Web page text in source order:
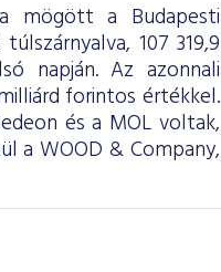
mögött a Budapesti
107 319,9
napján. Az azonnali
forintos értékkel.
és a MOL voltak,
a WOOD & Company,